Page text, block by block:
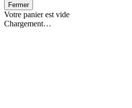
Fermer
Votre panier est vide
Chargement…